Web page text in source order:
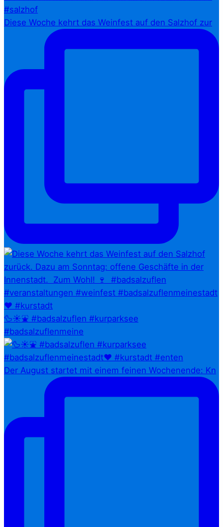
Diese Woche kehrt das Weinfest auf den Salzhof zur
🦆☀️⛲ #badsalzuflen #kurparksee
#badsalzuflenmeine
Der August startet mit einem feinen Wochenende: Kn